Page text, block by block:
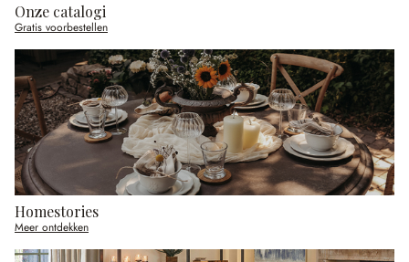
Onze catalogi
Gratis voorbestellen
Homestories
Meer ontdekken